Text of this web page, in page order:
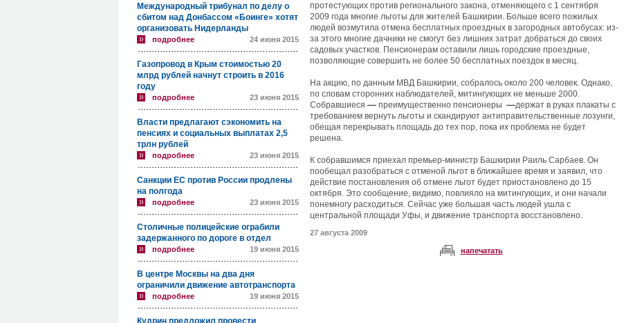
Международный трибунал по делу о
сбитом над Донбассом «Боинге» хотят
организовать Нидерланды
подробнее 24 июня 2015
Газопровод в Крым стоимостью 20
млрд рублей начнут строить в 2016
году
подробнее 23 июня 2015
Власти предлагают сэкономить на
пенсиях и социальных выплатах 2,5
трлн рублей
подробнее 23 июня 2015
Санкции ЕС против России продлены
на полгода
подробнее 23 июня 2015
Столичные полицейские ограбили
задержанного по дороге в отдел
подробнее 19 июня 2015
В центре Москвы на два дня
ограничили движение автотранспорта
подробнее 19 июня 2015
Кудрин предложил провести
протестующих против регионального закона, отменяющего с 1 сентября
2009 года многие льготы для жителей Башкирии. Больше всего пожилых
людей возмутила отмена бесплатных проездных в загородных автобусах: из-
за этого многие дачники не смогут без лишних затрат добраться до своих
садовых участков. Пенсионерам оставили лишь городские проездные,
позволяющие совершить не более 50 бесплатных поездок в месяц.
На акцию, по данным МВД Башкирии, собралось около 200 человек. Однако,
по словам сторонних наблюдателей, митингующих не меньше 2000.
Собравшиеся — преимущественно пенсионеры —держат в руках плакаты с
требованием вернуть льготы и скандируют антиправительственные лозунги,
обещая перекрывать площадь до тех пор, пока их проблема не будет
решена.
К собравшимся приехал премьер-министр Башкирии Раиль Сарбаев. Он
пообещал разобраться с отменой льгот в ближайшее время и заявил, что
действие постановления об отмене льгот будет приостановлено до 15
октября. Это сообщение, видимо, повлияло на митингующих, и они начали
понемногу расходиться. Сейчас уже большая часть людей ушла с
центральной площади Уфы, и движение транспорта восстановлено.
27 августа 2009
напечатать